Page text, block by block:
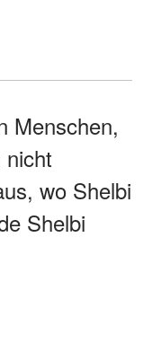
Menschen,
wo Shelbi
Shelbi